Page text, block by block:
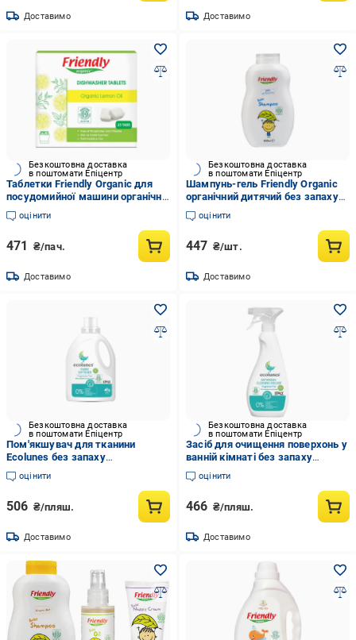
Доставимо Доставимо
Безкоштовна доставка
в поштомати Епіцентр
Таблетки Friendly Organic для
посудомийної машини органічні
25 шт.
оцінити
471 ₴/пач.
Доставимо
Безкоштовна доставка
в поштомати Епіцентр
Шампунь-гель Friendly Organic
органічний дитячий без запаху
400 мл
оцінити
447 ₴/шт.
Доставимо
Безкоштовна доставка
в поштомати Епіцентр
Пом'якшувач для тканини
Ecolunes без запаху
гіпоалергенний органічний 1000
мл
оцінити
506 ₴/пляш.
Доставимо
Безкоштовна доставка
в поштомати Епіцентр
Засіб для очищення поверхонь у
ванній кімнаті без запаху
Ecolunes гіпоалергенний 500 мл
(1659737754)
оцінити
466 ₴/пляш.
Доставимо